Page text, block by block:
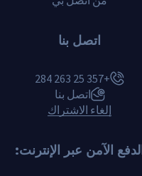
اتصل بنا
+357 25 263 284
اتصل بنا
إلغاء الاشتراك
الآمن عبر الإنترنت: